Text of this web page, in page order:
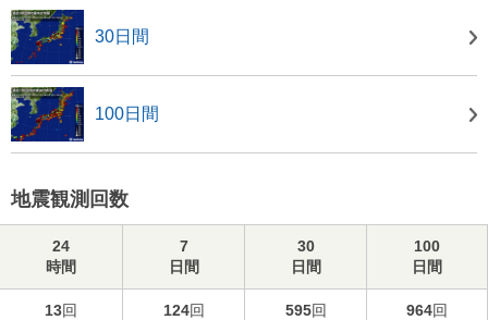
30日間
100日間
地震観測回数
24
時間
7
日間
30
日間
100
日間
13回 124回 595回 964回